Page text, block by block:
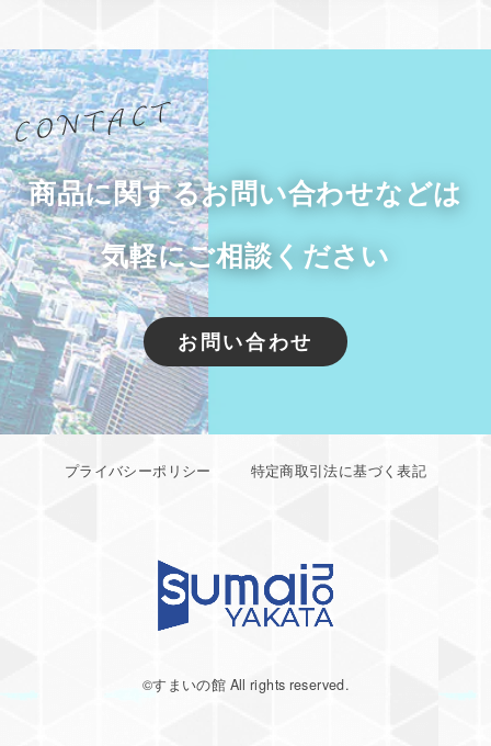
商品に関するお問い合わせなどは
気軽にご相談ください
お問い合わせ
プライバシーポリシー 特定商取引法に基づく表記
©︎すまいの館 All rights reserved.